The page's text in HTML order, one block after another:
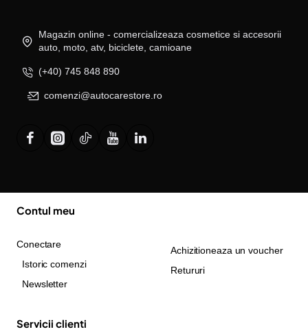
Magazin online - comercializeaza cosmetice si accesorii
auto, moto, atv, biciclete, camioane
(+40) 745 848 890
comenzi@autocarestore.ro
Contul meu
Conectare
Istoric comenzi
Newsletter
Achizitioneaza un voucher
Retururi
Servicii clienti